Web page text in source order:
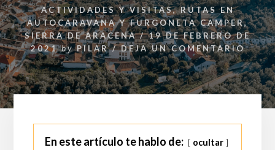
ACTIVIDADES Y VISITAS,RUTAS EN
AUTOCARAVANA Y FURGONETA CAMPER,
SIERRA DE ARACENA/ 19 DE FEBRERO DE
2021 by PILAR /DEJA UN COMENTARIO
En este artículo te hablo de: ocultar